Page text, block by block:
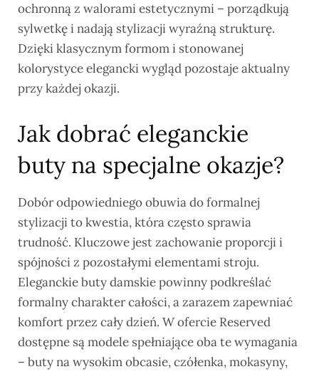
ochronną z walorami estetycznymi – porządkują
sylwetkę i nadają stylizacji wyraźną strukturę.
Dzięki klasycznym formom i stonowanej
kolorystyce elegancki wygląd pozostaje aktualny
przy każdej okazji.
Jak dobrać eleganckie
buty na specjalne okazje?
Dobór odpowiedniego obuwia do formalnej
stylizacji to kwestia, która często sprawia
trudność. Kluczowe jest zachowanie proporcji i
spójności z pozostałymi elementami stroju.
Eleganckie buty damskie powinny podkreślać
formalny charakter całości, a zarazem zapewniać
komfort przez cały dzień. W ofercie Reserved
dostępne są modele spełniające oba te wymagania
– buty na wysokim obcasie, czółenka, mokasyny,